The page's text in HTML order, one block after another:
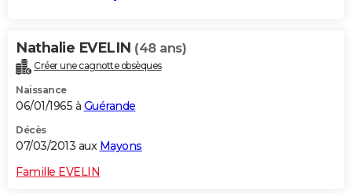
Nathalie EVELIN (48 ans)
Créer une cagnotte obsèques
Naissance
06/01/1965 à Guérande
Décès
07/03/2013 aux Mayons
Famille EVELIN